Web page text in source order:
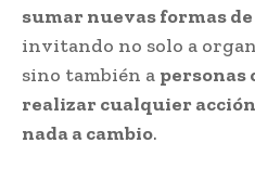
sumar nuevas formas
invitando no solo a
sino también a personas
realizar cualquier
nada a cambio.